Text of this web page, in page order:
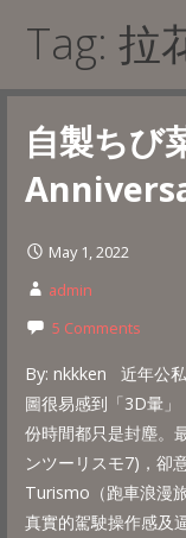
Tag: 拉
自製ちび
May 1, 2022
admin
5 Comments
By: nkkken 近年公
圖很易感到「3D暈
份時間都只是封塵。
ンツーリスモ7)，卻
Turismo（跑車浪漫
真實的駕駛操作感及